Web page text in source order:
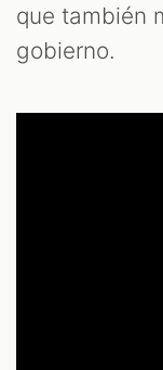
que también
gobierno.